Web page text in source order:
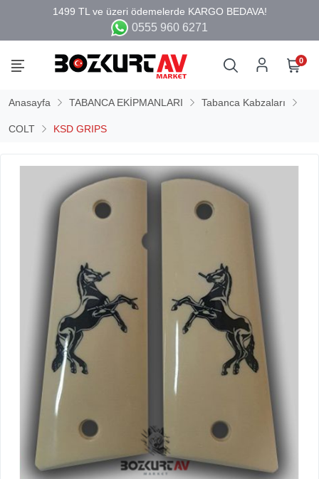
0555 960 6271
0
Anasayfa TABANCA EKİPMANLARI Tabanca Kabzaları
COLT KSD GRIPS